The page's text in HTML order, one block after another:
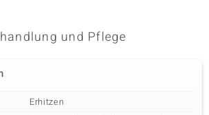
Anzahl und Größe
Herkunft
und Pflege
Erhitzen